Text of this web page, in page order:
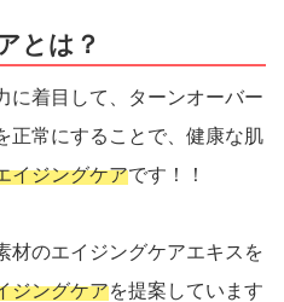
とは？
に着目して、ターンオーバー
正常にすることで、健康な肌
イジングケアです！！
材のエイジングケアエキスを
ジングケアを提案しています